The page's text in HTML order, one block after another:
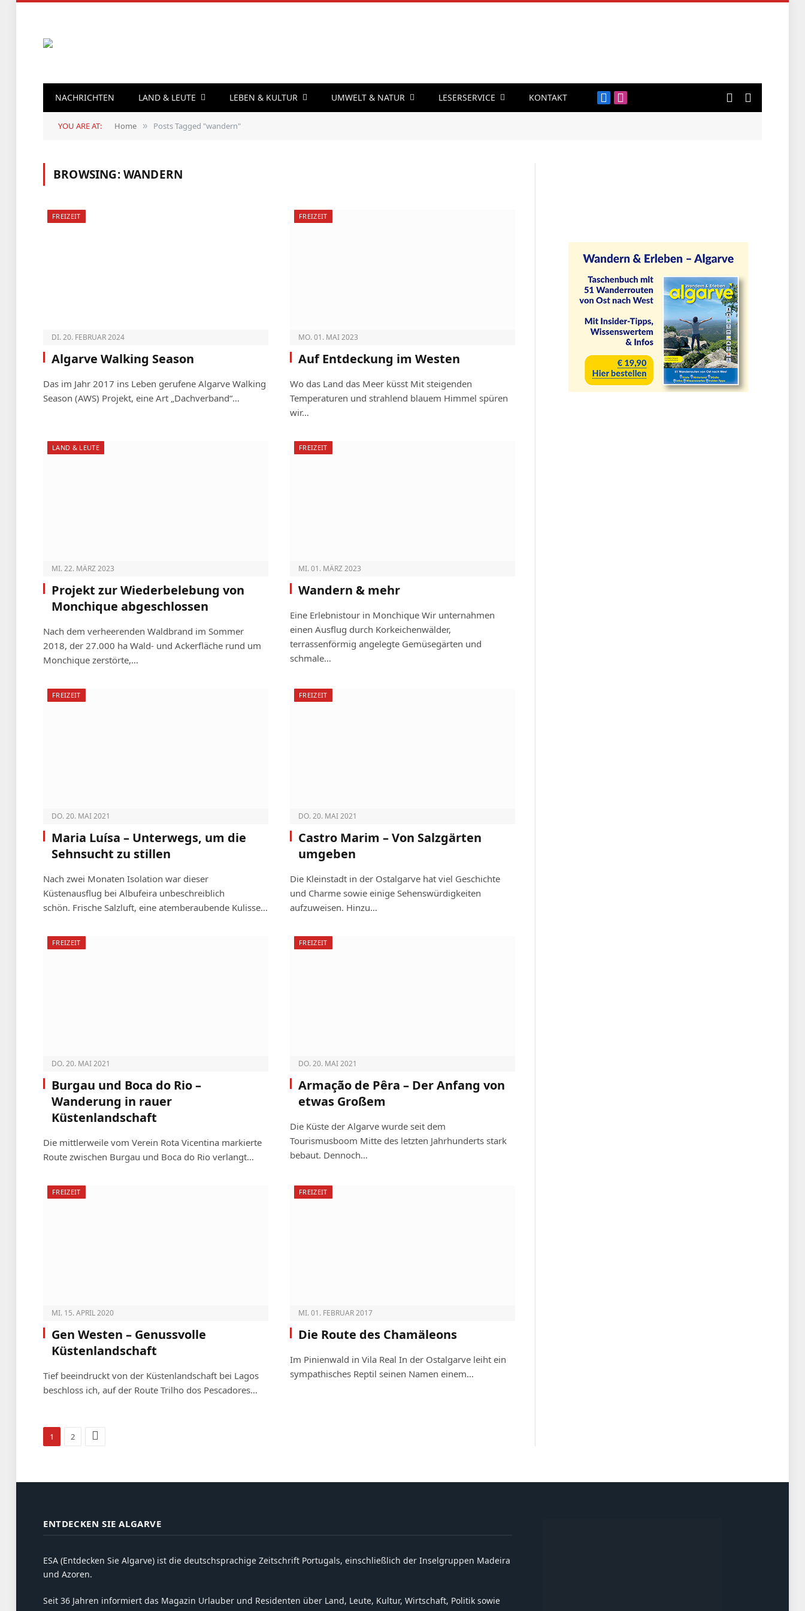
NACHRICHTEN LAND & LEUTE LEBEN & KULTUR UMWELT & NATUR LESERSERVICE KONTAKT FacebookInstagram
YOU ARE AT: Home » Posts Tagged "wandern"
BROWSING:WANDERN
FREIZEIT
DI. 20. FEBRUAR 2024
Algarve Walking Season
Das im Jahr 2017 ins Leben gerufene Algarve Walking
Season (AWS) Projekt, eine Art „Dachverband“…
FREIZEIT
MO. 01. MAI 2023
Auf Entdeckung im Westen
Wo das Land das Meer küsst Mit steigenden
Temperaturen und strahlend blauem Himmel spüren
wir…
LAND & LEUTE
MI. 22. MÄRZ 2023
Projekt zur Wiederbelebung von
Monchique abgeschlossen
Nach dem verheerenden Waldbrand im Sommer
2018, der 27.000 ha Wald- und Ackerfläche rund um
Monchique zerstörte,…
FREIZEIT
MI. 01. MÄRZ 2023
Wandern & mehr
Eine Erlebnistour in Monchique Wir unternahmen
einen Ausflug durch Korkeichenwälder,
terrassenförmig angelegte Gemüsegärten und
schmale…
FREIZEIT
DO. 20. MAI 2021
Maria Luísa – Unterwegs, um die
Sehnsucht zu stillen
Nach zwei Monaten Isolation war dieser
Küstenausflug bei Albufeira unbeschreiblich
schön. Frische Salzluft, eine atemberaubende Kulisse…
FREIZEIT
DO. 20. MAI 2021
Castro Marim – Von Salzgärten
umgeben
Die Kleinstadt in der Ostalgarve hat viel Geschichte
und Charme sowie einige Sehenswürdigkeiten
aufzuweisen. Hinzu…
FREIZEIT
DO. 20. MAI 2021
Burgau und Boca do Rio –
Wanderung in rauer
Küstenlandschaft
Die mittlerweile vom Verein Rota Vicentina markierte
Route zwischen Burgau und Boca do Rio verlangt…
FREIZEIT
DO. 20. MAI 2021
Armação de Pêra – Der Anfang von
etwas Großem
Die Küste der Algarve wurde seit dem
Tourismusboom Mitte des letzten Jahrhunderts stark
bebaut. Dennoch…
FREIZEIT
MI. 15. APRIL 2020
Gen Westen – Genussvolle
Küstenlandschaft
Tief beeindruckt von der Küstenlandschaft bei Lagos
beschloss ich, auf der Route Trilho dos Pescadores…
FREIZEIT
MI. 01. FEBRUAR 2017
Die Route des Chamäleons
Im Pinienwald in Vila Real In der Ostalgarve leiht ein
sympathisches Reptil seinen Namen einem…
1 2 Weiter
ENTDECKEN SIE ALGARVE
ESA (Entdecken Sie Algarve) ist die deutschsprachige Zeitschrift Portugals, einschließlich der Inselgruppen Madeira
und Azoren.
Seit 36 Jahren informiert das Magazin Urlauber und Residenten über Land, Leute, Kultur, Wirtschaft, Politik sowie